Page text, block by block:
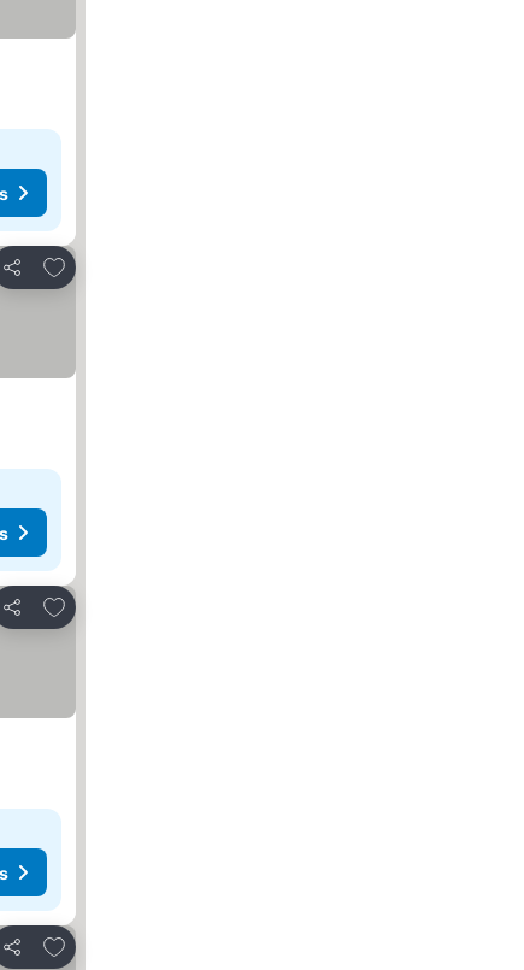
Partilhar
Adicionar aos favoritos
Partilhar
Adicionar aos favoritos
Partilhar
Adicionar aos favoritos